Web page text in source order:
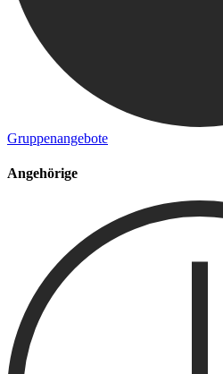
Gruppenangebote
Angehörige